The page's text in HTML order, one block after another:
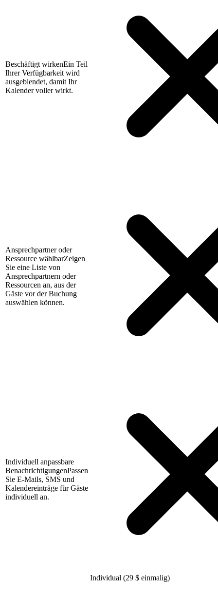
Beschäftigt wirkenEin Teil
Ihrer Verfügbarkeit wird
ausgeblendet, damit Ihr
Kalender voller wirkt.
Ansprechpartner oder
Ressource wählbarZeigen
Sie eine Liste von
Ansprechpartnern oder
Ressourcen an, aus der
Gäste vor der Buchung
auswählen können.
Individuell anpassbare
BenachrichtigungenPassen
Sie E-Mails, SMS und
Kalendereinträge für Gäste
individuell an.
Individual (29 $ einmalig)